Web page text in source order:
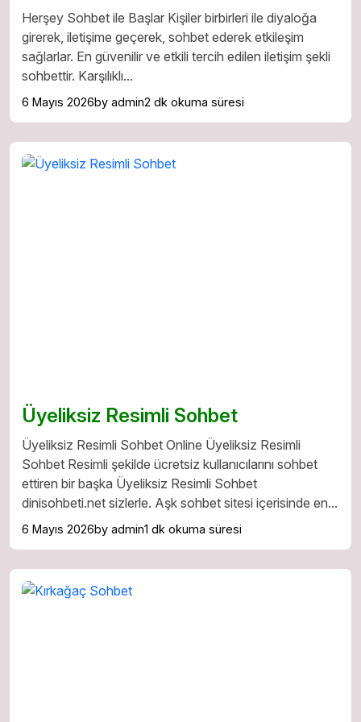
Herşey Sohbet ile Başlar Kişiler birbirleri ile diyaloğa
girerek, iletişime geçerek, sohbet ederek etkileşim
sağlarlar. En güvenilir ve etkili tercih edilen iletişim şekli
sohbettir. Karşılıklı...
6 Mayıs 2026by admin2 dk okuma süresi
Üyeliksiz Resimli Sohbet
Üyeliksiz Resimli Sohbet Online Üyeliksiz Resimli
Sohbet Resimli şekilde ücretsiz kullanıcılarını sohbet
ettiren bir başka Üyeliksiz Resimli Sohbet
dinisohbeti.net sizlerle. Aşk sohbet sitesi içerisinde en...
6 Mayıs 2026by admin1 dk okuma süresi